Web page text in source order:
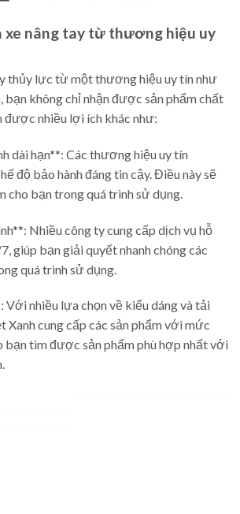
xe nâng tay từ thương hiệu uy
thủy lực từ một thương hiệu uy tín như
bạn không chỉ nhận được sản phẩm chất
được nhiều lợi ích khác như:
dài hạn**: Các thương hiệu uy tín
độ bảo hành đáng tin cậy. Điều này sẽ
cho bạn trong quá trình sử dụng.
Nhiều công ty cung cấp dịch vụ hỗ
giúp bạn giải quyết nhanh chóng các
quá trình sử dụng.
Với nhiều lựa chọn về kiểu dáng và tải
Xanh cung cấp các sản phẩm với mức
bạn tìm được sản phẩm phù hợp nhất với